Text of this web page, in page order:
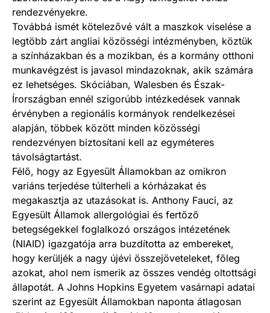
rendezvényekre.
Továbbá ismét kötelezővé vált a maszkok viselése a
legtöbb zárt angliai közösségi intézményben, köztük
a színházakban és a mozikban, és a kormány otthoni
munkavégzést is javasol mindazoknak, akik számára
ez lehetséges. Skóciában, Walesben és Észak-
Írországban ennél szigorúbb intézkedések vannak
érvényben a regionális kormányok rendelkezései
alapján, többek között minden közösségi
rendezvényen biztosítani kell az egyméteres
távolságtartást.
Félő, hogy az Egyesült Államokban az omikron
variáns terjedése túlterheli a kórházakat és
megakasztja az utazásokat is. Anthony Fauci, az
Egyesült Államok allergológiai és fertőző
betegségekkel foglalkozó országos intézetének
(NIAID) igazgatója arra buzdította az embereket,
hogy kerüljék a nagy újévi összejöveteleket, főleg
azokat, ahol nem ismerik az összes vendég oltottsági
állapotát. A Johns Hopkins Egyetem vasárnapi adatai
szerint az Egyesült Államokban naponta átlagosan